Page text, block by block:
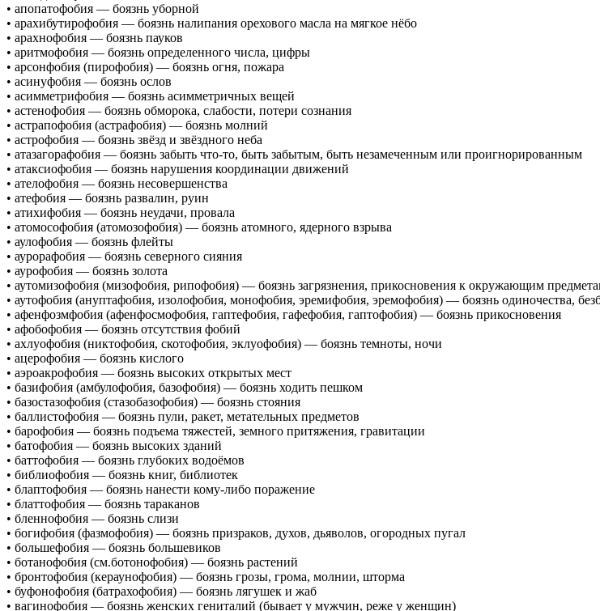
• апопатофобия — боязнь уборной
• арахибутирофобия — боязнь налипания орехового масла на мягкое нёбо
• арахнофобия — боязнь пауков
• аритмофобия — боязнь определенного числа, цифры
• арсонфобия (пирофобия) — боязнь огня, пожара
• асинуфобия — боязнь ослов
• асимметрифобия — боязнь асимметричных вещей
• астенофобия — боязнь обморока, слабости, потери сознания
• астрапофобия (астрафобия) — боязнь молний
• астрофобия — боязнь звёзд и звёздного неба
• атазагорафобия — боязнь забыть что-то, быть забытым, быть незамеченным или проигнорированным
• атаксиофобия — боязнь нарушения координации движений
• ателофобия — боязнь несовершенства
• атефобия — боязнь развалин, руин
• атихифобия — боязнь неудачи, провала
• атомософобия (атомозофобия) — боязнь атомного, ядерного взрыва
• аулофобия — боязнь флейты
• аурорафобия — боязнь северного сияния
• аурофобия — боязнь золота
• аутомизофобия (мизофобия, рипофобия) — боязнь загрязнения, прикосновения к окружающим
• аутофобия (ануптафобия, изолофобия, монофобия, эремифобия, эремофобия) — боязнь одиночества,
• афенфозмфобия (афенфосмофобия, гаптефобия, гафефобия, гаптофобия) — боязнь прикосновения
• афобофобия — боязнь отсутствия фобий
• ахлуофобия (никтофобия, скотофобия, эклуофобия) — боязнь темноты, ночи
• ацерофобия — боязнь кислого
• аэроакрофобия — боязнь высоких открытых мест
• базифобия (амбулофобия, базофобия) — боязнь ходить пешком
• базостазофобия (стазобазофобия) — боязнь стояния
• баллистофобия — боязнь пули, ракет, метательных предметов
• барофобия — боязнь подъема тяжестей, земного притяжения, гравитации
• батофобия — боязнь высоких зданий
• баттофобия — боязнь глубоких водоёмов
• библиофобия — боязнь книг, библиотек
• блаптофобия — боязнь нанести кому-либо поражение
• блаттофобия — боязнь тараканов
• бленнофобия — боязнь слизи
• богифобия (фазмофобия) — боязнь призраков, духов, дьяволов, огородных пугал
• большефобия — боязнь большевиков
• ботанофобия (см.ботонофобия) — боязнь растений
• бронтофобия (кераунофобия) — боязнь грозы, грома, молнии, шторма
• буфонофобия (батрахофобия) — боязнь лягушек и жаб
• вагинофобия — боязнь женских гениталий (бывает у мужчин, реже у женщин)